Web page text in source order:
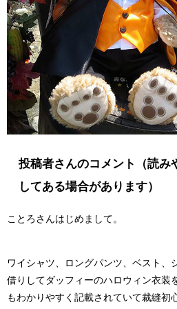
投稿者さんのコメント（読み
してある場合があります）
ことろさんはじめまして。
ワイシャツ、ロングパンツ、ベスト、
借りしてダッフィーのハロウィン衣装
もわかりやすく記載されていて裁縫初